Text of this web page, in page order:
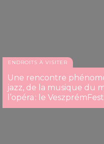
ENDROITS À VISITER
Une rencontre
jazz, de la musique du
l’opéra : le VeszprémFest